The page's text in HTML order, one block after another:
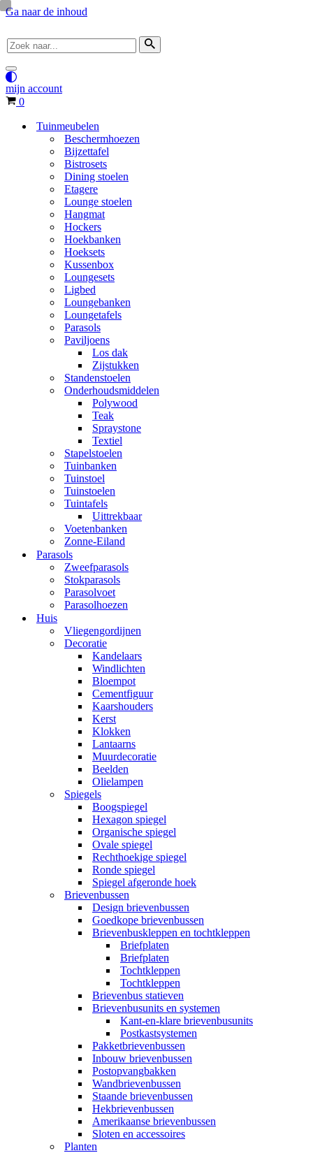
Ga naar de inhoud
Zoek
naar...
Navigatie
Menu
mijn account
Winkelwagen
0
Tuinmeubelen
Beschermhoezen
Bijzettafel
Bistrosets
Dining stoelen
Etagere
Lounge stoelen
Hangmat
Hockers
Hoekbanken
Hoeksets
Kussenbox
Loungesets
Ligbed
Loungebanken
Loungetafels
Parasols
Paviljoens
Los dak
Zijstukken
Standenstoelen
Onderhoudsmiddelen
Polywood
Teak
Spraystone
Textiel
Stapelstoelen
Tuinbanken
Tuinstoel
Tuinstoelen
Tuintafels
Uittrekbaar
Voetenbanken
Zonne-Eiland
Parasols
Zweefparasols
Stokparasols
Parasolvoet
Parasolhoezen
Huis
Vliegengordijnen
Decoratie
Kandelaars
Windlichten
Bloempot
Cementfiguur
Kaarshouders
Kerst
Klokken
Lantaarns
Muurdecoratie
Beelden
Olielampen
Spiegels
Boogspiegel
Hexagon spiegel
Organische spiegel
Ovale spiegel
Rechthoekige spiegel
Ronde spiegel
Spiegel afgeronde hoek
Brievenbussen
Design brievenbussen
Goedkope brievenbussen
Brievenbuskleppen en tochtkleppen
Briefplaten
Briefplaten
Tochtkleppen
Tochtkleppen
Brievenbus statieven
Brievenbusunits en systemen
Kant-en-klare brievenbusunits
Postkastsystemen
Pakketbrievenbussen
Inbouw brievenbussen
Postopvangbakken
Wandbrievenbussen
Staande brievenbussen
Hekbrievenbussen
Amerikaanse brievenbussen
Sloten en accessoires
Planten